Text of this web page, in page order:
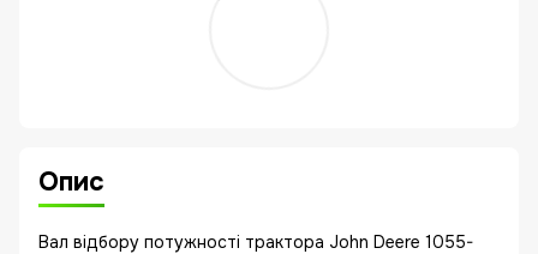
Опис
Вал відбору потужності трактора John Deere 1055-